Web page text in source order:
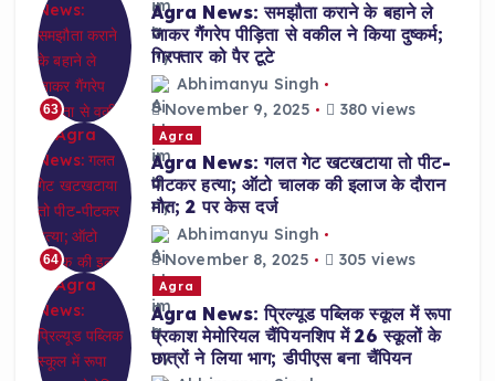
63
Agra News: समझौता कराने के बहाने ले
जाकर गैंगरेप पीड़िता से वकील ने किया दुष्कर्म;
गिरफ्तार को पैर टूटे
Abhimanyu Singh
November 9, 2025
380 views
64
Agra
Agra News: गलत गेट खटखटाया तो पीट-
पीटकर हत्या; ऑटो चालक की इलाज के दौरान
मौत; 2 पर केस दर्ज
Abhimanyu Singh
November 8, 2025
305 views
Agra
Agra News: प्रिल्यूड पब्लिक स्कूल में रूपा
प्रकाश मेमोरियल चैंपियनशिप में 26 स्कूलों के
छात्रों ने लिया भाग; डीपीएस बना चैंपियन